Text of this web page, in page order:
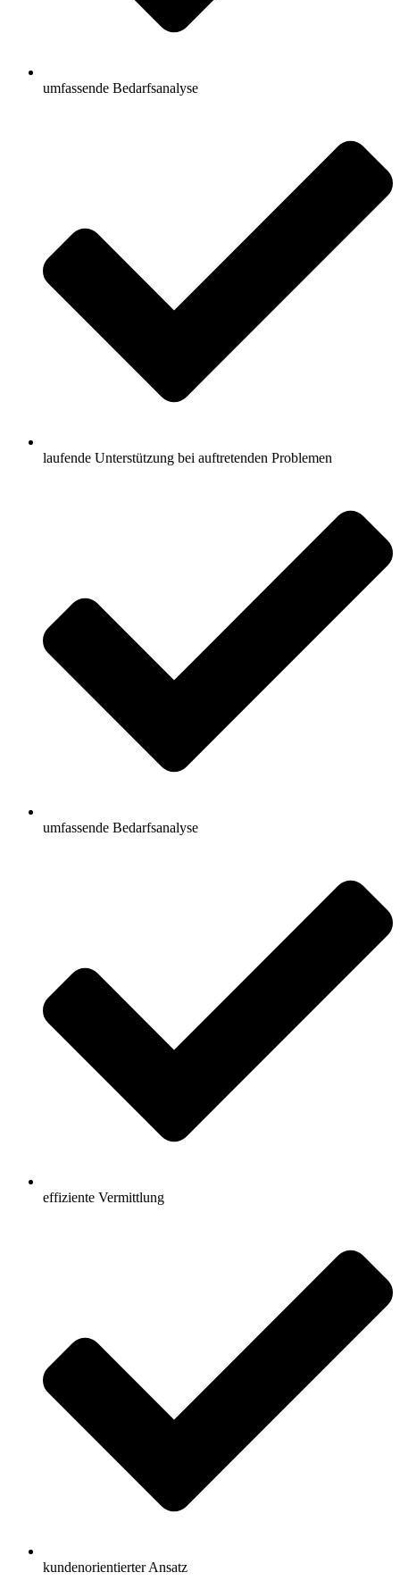
umfassende Bedarfsanalyse
laufende Unterstützung bei auftretenden Problemen
umfassende Bedarfsanalyse
effiziente Vermittlung
kundenorientierter Ansatz